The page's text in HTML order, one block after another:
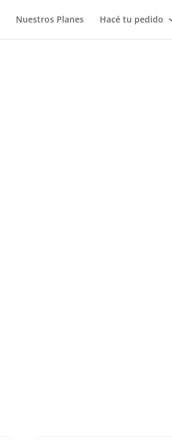
Nuestros Planes Hacé tu pedido